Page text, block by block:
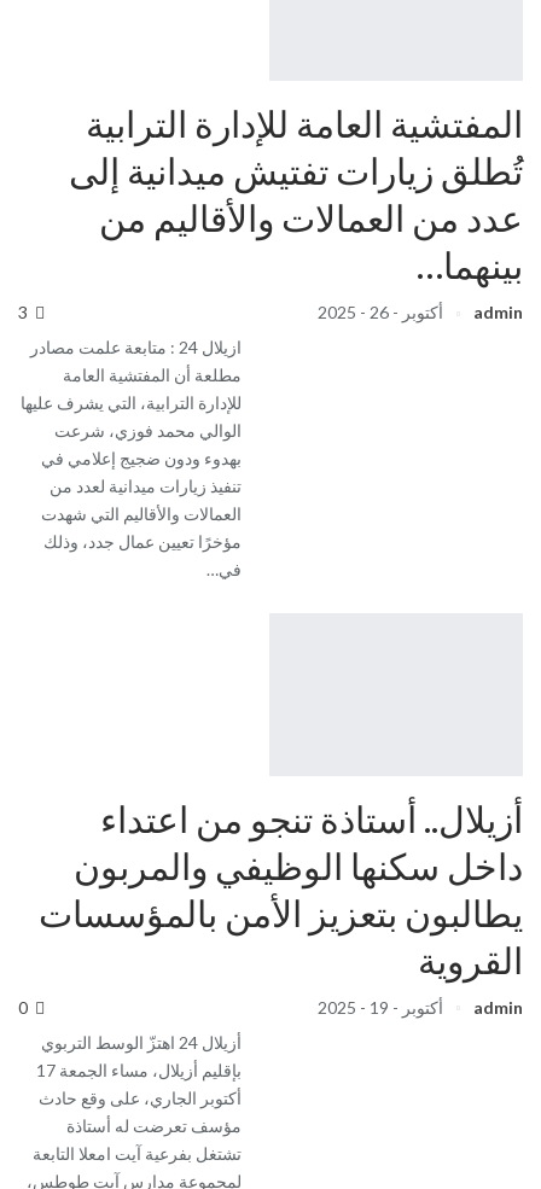
المفتشية العامة للإدارة الترابية
تُطلق زيارات تفتيش ميدانية إلى
عدد من العمالات والأقاليم من
بينهما…
admin أكتوبر - 26 - 2025
ازيلال 24 : متابعة علمت مصادر
مطلعة أن المفتشية العامة
للإدارة الترابية، التي يشرف عليها
الوالي محمد فوزي، شرعت
بهدوء ودون ضجيج إعلامي في
تنفيذ زيارات ميدانية لعدد من
العمالات والأقاليم التي شهدت
مؤخرًا تعيين عمال جدد، وذلك
في…
أزيلال.. أستاذة تنجو من اعتداء
داخل سكنها الوظيفي والمربون
يطالبون بتعزيز الأمن بالمؤسسات
القروية
admin أكتوبر - 19 - 2025
أزيلال 24 اهتزّ الوسط التربوي
بإقليم أزيلال، مساء الجمعة 17
أكتوبر الجاري، على وقع حادث
مؤسف تعرضت له أستاذة
تشتغل بفرعية آيت امعلا التابعة
لمجموعة مدارس آيت طوطس،